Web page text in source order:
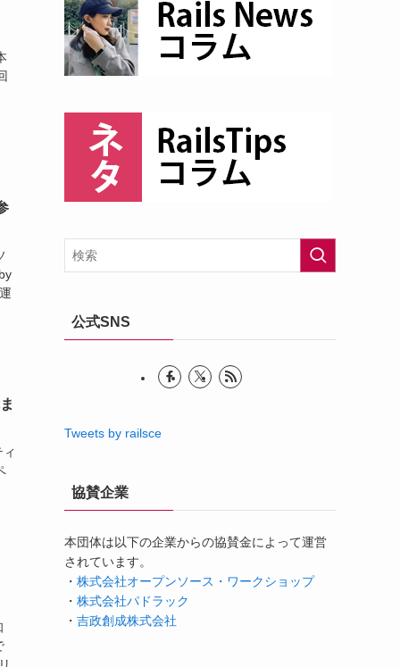
公式SNS
Tweets by railsce
協賛企業
本団体は以下の企業からの協賛金によって運営
されています。
・ 株式会社オープンソース・ワークショップ
・ 株式会社パドラック
・ 吉政創成株式会社